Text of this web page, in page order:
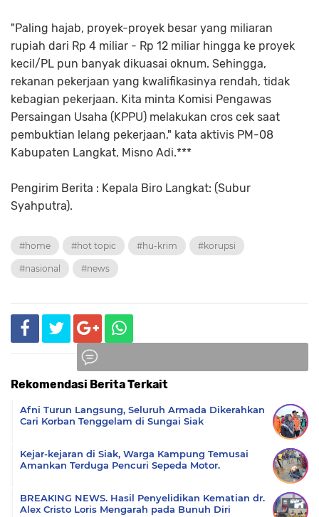
"Paling hajab, proyek-proyek besar yang miliaran
rupiah dari Rp 4 miliar - Rp 12 miliar hingga ke proyek
kecil/PL pun banyak dikuasai oknum. Sehingga,
rekanan pekerjaan yang kwalifikasinya rendah, tidak
kebagian pekerjaan. Kita minta Komisi Pengawas
Persaingan Usaha (KPPU) melakukan cros cek saat
pembuktian lelang pekerjaan," kata aktivis PM-08
Kabupaten Langkat, Misno Adi.***
Pengirim Berita : Kepala Biro Langkat: (Subur
Syahputra).
#home #hot topic #hu-krim #korupsi
#nasional #news
Rekomendasi Berita Terkait
Afni Turun Langsung, Seluruh Armada Dikerahkan
Cari Korban Tenggelam di Sungai Siak
Kejar-kejaran di Siak, Warga Kampung Temusai
Amankan Terduga Pencuri Sepeda Motor.
BREAKING NEWS. Hasil Penyelidikan Kematian dr.
Alex Cristo Loris Mengarah pada Bunuh Diri